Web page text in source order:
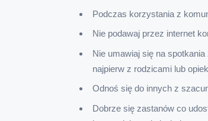
Podczas korzystania z
Nie podawaj przez internet
Nie umawiaj się na
najpierw z rodzicami lub
Odnoś się do innych z
Dobrze się zastanów co